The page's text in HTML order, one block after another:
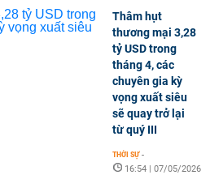
Thâm hụt
thương mại 3,28
tỷ USD trong
tháng 4, các
chuyên gia kỳ
vọng xuất siêu
sẽ quay trở lại
từ quý III
THỜI SỰ -
16:54 | 07/05/2026